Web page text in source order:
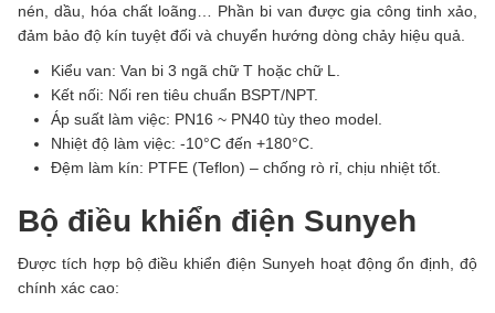
nén, dầu, hóa chất loãng… Phần bi van được gia công tinh xảo,
đảm bảo độ kín tuyệt đối và chuyển hướng dòng chảy hiệu quả.
Kiểu van: Van bi 3 ngã chữ T hoặc chữ L.
Kết nối: Nối ren tiêu chuẩn BSPT/NPT.
Áp suất làm việc: PN16 ~ PN40 tùy theo model.
Nhiệt độ làm việc: -10°C đến +180°C.
Đệm làm kín: PTFE (Teflon) – chống rò rỉ, chịu nhiệt tốt.
Bộ điều khiển điện Sunyeh
Được tích hợp bộ điều khiển điện Sunyeh hoạt động ổn định, độ
chính xác cao: